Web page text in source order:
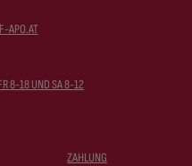
APO.AT
8-18 UND SA 8-12
ZAHLUNG